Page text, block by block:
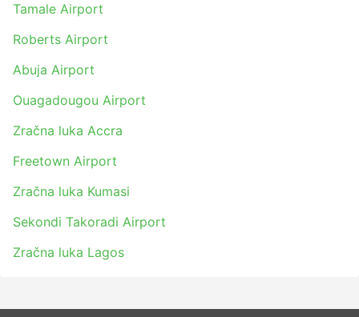
Tamale Airport
Roberts Airport
Abuja Airport
Ouagadougou Airport
Zračna luka Accra
Freetown Airport
Zračna luka Kumasi
Sekondi Takoradi Airport
Zračna luka Lagos